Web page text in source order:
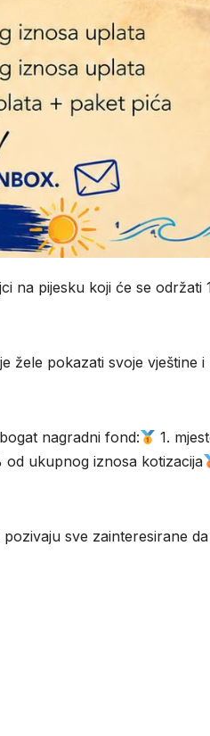
na pijesku koji će se održati
žele pokazati svoje vještine i
nagradni fond:
1.
od ukupnog iznosa kotizacija
sve zainteresirane da